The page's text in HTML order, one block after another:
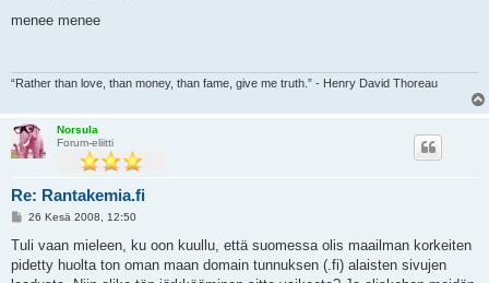
e
menee menee
“Rather than love, than money, than fame, give me truth.” - Henry David Thoreau
Norsula
Forum-eliitti
Re: Rantakemia.fi
V
e
t
26 Kesä 2008, 12:50
Tuli vaan mieleen, ku oon kuullu, että suomessa olis maailman korkeiten
pidetty huolta ton oman maan domain tunnuksen (.fi) alaisten sivujen